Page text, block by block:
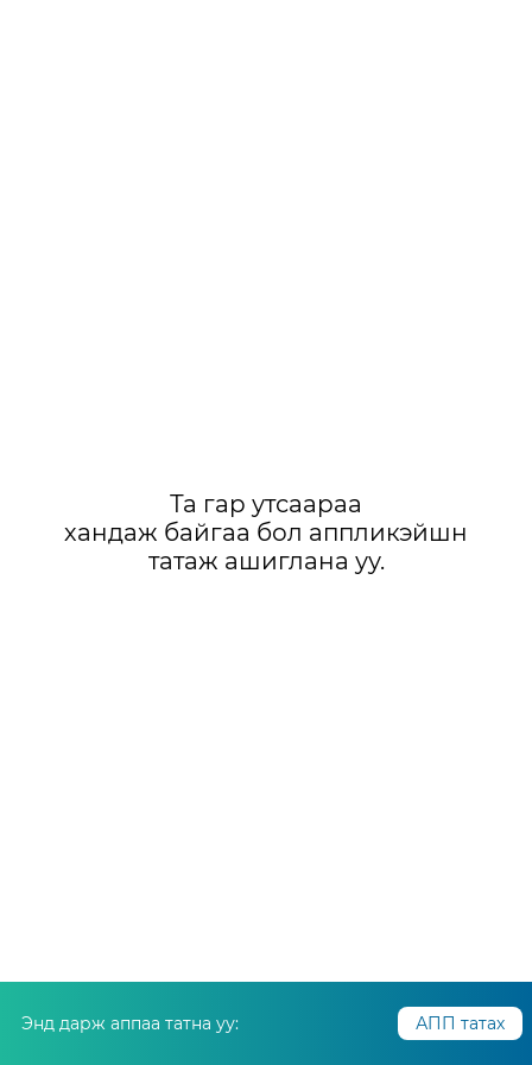
Та гар утсаараа
хандаж байгаа бол аппликэйшн
татаж ашиглана уу.
Энд дарж аппаа татна уу: АПП татах